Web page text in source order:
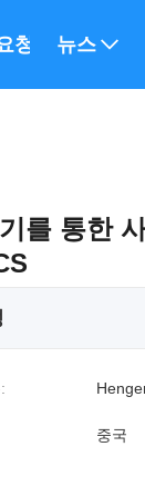
청 하십시오
뉴스
를 통한
중국